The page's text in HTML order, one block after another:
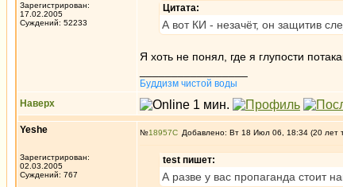
Зарегистрирован:
17.02.2005
Суждений: 52233
Цитата:
А вот КИ - незачёт, он защитив
Я хоть не понял, где я глупости
Буддизм чистой воды
Наверх
Yeshe
Зарегистрирован:
02.03.2005
Суждений: 767
№18957 Добавлено: Вт 18 Июл 06, 18:34 (20 лет
test пишет:
А разве у вас пропаганда стоит